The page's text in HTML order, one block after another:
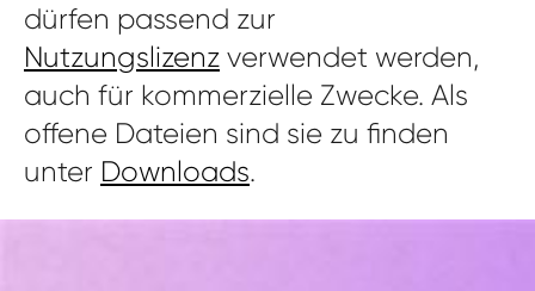
dürfen passend zur
Nutzungslizenzverwendet werden,
auch für kommerzielle Zwecke. Als
offene Dateien sind sie zu finden
unter Downloads.